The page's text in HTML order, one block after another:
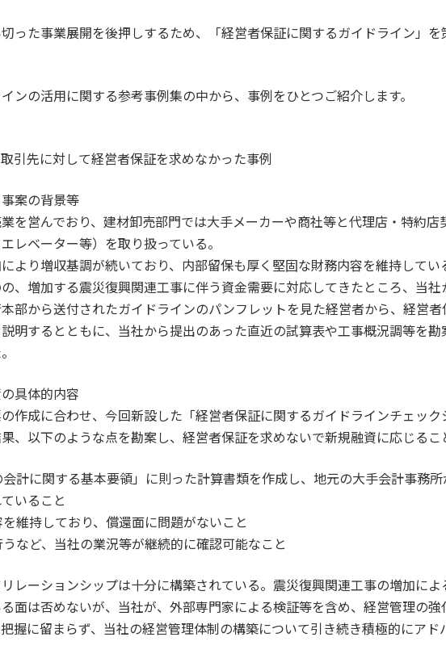
った事業展開を後押しするため、「経営者保証に関するガイドライン」
ンの活用に関する参考事例集の中から、事例をひとつご紹介します。
引先に対して経営者保証を求めなかった事例
案の背景等
を営んでおり、建材卸売部門では大手メーカーや商社等と代理店・特約
レベーター等）を取り扱っている。
より増収基調が続いており、内部留保も厚く堅固な財務内容を維持してい
、増加する震災復興関連工事に伴う資金需要に対応してきたところ、当社
部から送付されたガイドラインのパンフレットを見た経営者から、経営
明するとともに、当社から提出のあった直近の試算表や工事概況調等を
具体的内容
作成に合わせ、今回新設した「経営者保証に関するガイドラインチェッ
、以下のような点を勘案し、経営者保証を求めないで新規融資に応じるこ
計に関する基本要領」に則った計算書類を作成し、地元の大手会計事務
いること
維持しており、償還面に問題がないこと
など、当社の業況等が継続的に確認可能なこと
レーションシップは十分に構築されている。震災復興関連工事の増加に
面は否めないが、当社が、外部専門家による検証等を含め、経営管理の
握に留まらず、当社の経営管理体制の構築について引き続き積極的にアド